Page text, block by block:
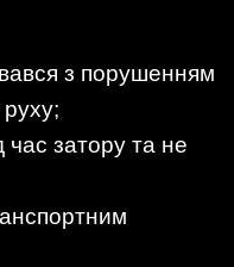
з порушенням
час затору та не